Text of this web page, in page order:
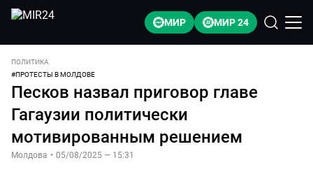
МИР МИР 24
ПОЛИТИКА
#ПРОТЕСТЫ В МОЛДОВЕ
Песков назвал приговор главе
Гагаузии политически
мотивированным решением
Молдова • 05/08/2025 — 15:31